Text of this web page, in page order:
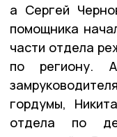
а Сергей
помощника
части отдела
по региону.
гордумы,
отдела по